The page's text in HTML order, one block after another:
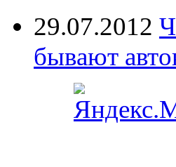
29.07.2012
бывают